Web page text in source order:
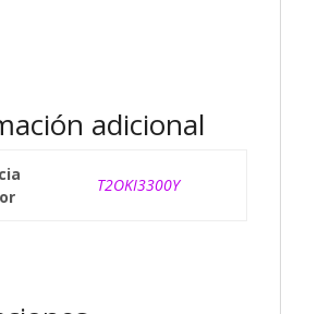
adicional
T2OKI3300Y